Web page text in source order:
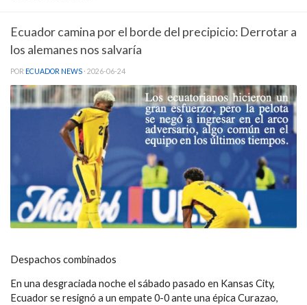
Ecuador camina por el borde del precipicio: Derrotar a
los alemanes nos salvaría
POR ECUADOR NEWS · 2026-06-24
Despachos combinados
En una desgraciada noche el sábado pasado en Kansas City,
Ecuador se resignó a un empate 0-0 ante una épica Curazao,